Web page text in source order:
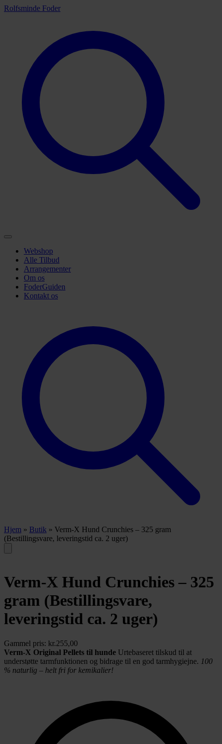
Rolfsminde Foder
Webshop
Alle Tilbud
Arrangementer
Om os
FoderGuiden
Kontakt os
Hjem » Butik » Verm-X Hund Crunchies – 325 gram
(Bestillingsvare, leveringstid ca. 2 uger)
Verm-X Hund Crunchies – 325
gram (Bestillingsvare,
leveringstid ca. 2 uger)
Gammel pris: kr.255,00
Verm-X Original Pellets til hunde Urtebaseret tilskud til at
understøtte tarmfunktionen og bidrage til en god tarmhygiejne. 100
% naturlig – helt fri for kemikalier!